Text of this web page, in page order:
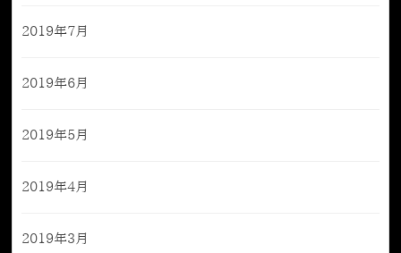
2019年7月
2019年6月
2019年5月
2019年4月
2019年3月